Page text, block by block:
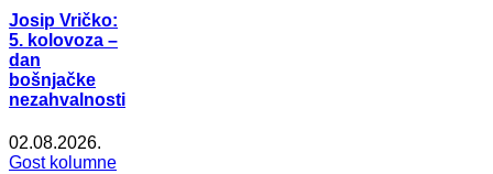
Josip Vričko:
5. kolovoza –
dan
bošnjačke
nezahvalnosti
02.08.2026.
Gost kolumne